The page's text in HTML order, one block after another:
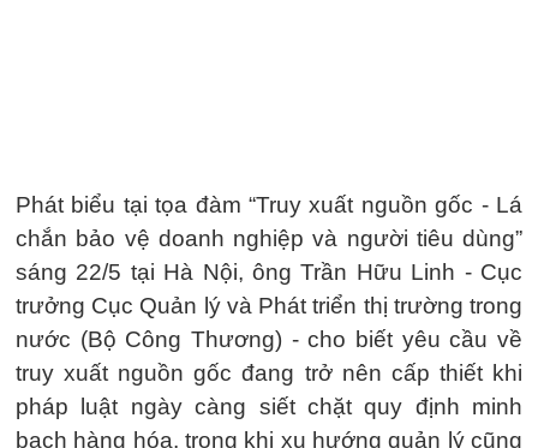
Phát biểu tại tọa đàm “Truy xuất nguồn gốc - Lá
chắn bảo vệ doanh nghiệp và người tiêu dùng”
sáng 22/5 tại Hà Nội, ông Trần Hữu Linh - Cục
trưởng Cục Quản lý và Phát triển thị trường trong
nước (Bộ Công Thương) - cho biết yêu cầu về
truy xuất nguồn gốc đang trở nên cấp thiết khi
pháp luật ngày càng siết chặt quy định minh
bạch hàng hóa, trong khi xu hướng quản lý cũng